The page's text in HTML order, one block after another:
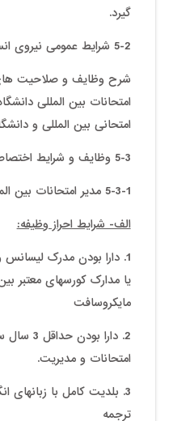
گیرد.
5-2 شرایط عمومی نیروی انسانی
شرح وظایف و صلاحیت
امتحانات بین المللی
امتحانی بین المللی و
5-3 وظایف و شرایط
5-3-1 مدیر امتحانات بین المللی
الف- شرایط احراز وظیفه:
1. دارا بودن مدرک
یا مدارک کورسهای معتبر
مایکروسافت
2. دارا
امتحانات و مدیریت.
3. بلدیت کامل با زبانهای
ترجمه